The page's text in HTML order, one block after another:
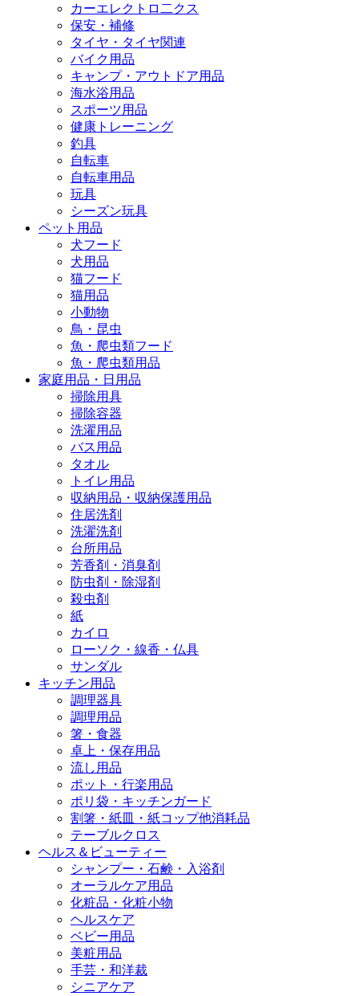
カーエレクトロ二クス
保安・補修
タイヤ・タイヤ関連
バイク用品
キャンプ・アウトドア用品
海水浴用品
スポーツ用品
健康トレーニング
釣具
自転車
自転車用品
玩具
シーズン玩具
ペット用品
犬フード
犬用品
猫フード
猫用品
小動物
鳥・昆虫
魚・爬虫類フード
魚・爬虫類用品
家庭用品・日用品
掃除用具
掃除容器
洗濯用品
バス用品
タオル
トイレ用品
収納用品・収納保護用品
住居洗剤
洗濯洗剤
台所用品
芳香剤・消臭剤
防虫剤・除湿剤
殺虫剤
紙
カイロ
ローソク・線香・仏具
サンダル
キッチン用品
調理器具
調理用品
箸・食器
卓上・保存用品
流し用品
ポット・行楽用品
ポリ袋・キッチンガード
割箸・紙皿・紙コップ他消耗品
テーブルクロス
ヘルス＆ビューティー
シャンプー・石鹸・入浴剤
オーラルケア用品
化粧品・化粧小物
ヘルスケア
ベビー用品
美粧用品
手芸・和洋裁
シニアケア